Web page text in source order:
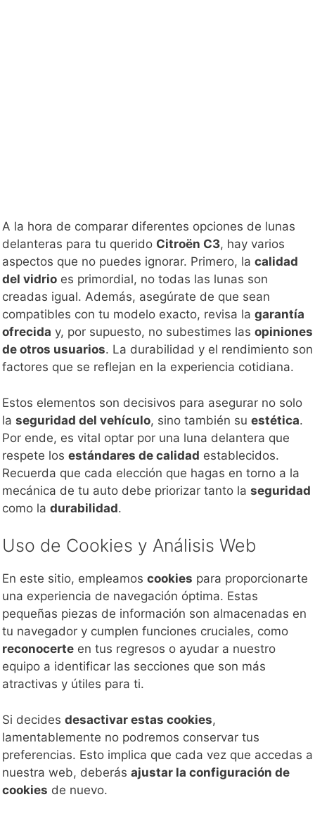
A la hora de comparar diferentes opciones de lunas
delanteras para tu querido Citroën C3, hay varios
aspectos que no puedes ignorar. Primero, la calidad
del vidrio es primordial, no todas las lunas son
creadas igual. Además, asegúrate de que sean
compatibles con tu modelo exacto, revisa la garantía
ofrecida y, por supuesto, no subestimes las opiniones
de otros usuarios. La durabilidad y el rendimiento son
factores que se reflejan en la experiencia cotidiana.
Estos elementos son decisivos para asegurar no solo
la seguridad del vehículo, sino también su estética.
Por ende, es vital optar por una luna delantera que
respete los estándares de calidad establecidos.
Recuerda que cada elección que hagas en torno a la
mecánica de tu auto debe priorizar tanto la seguridad
como la durabilidad.
Uso de Cookies y Análisis Web
En este sitio, empleamos cookies para proporcionarte
una experiencia de navegación óptima. Estas
pequeñas piezas de información son almacenadas en
tu navegador y cumplen funciones cruciales, como
reconocerte en tus regresos o ayudar a nuestro
equipo a identificar las secciones que son más
atractivas y útiles para ti.
Si decides desactivar estas cookies,
lamentablemente no podremos conservar tus
preferencias. Esto implica que cada vez que accedas a
nuestra web, deberás ajustar la configuración de
cookies de nuevo.